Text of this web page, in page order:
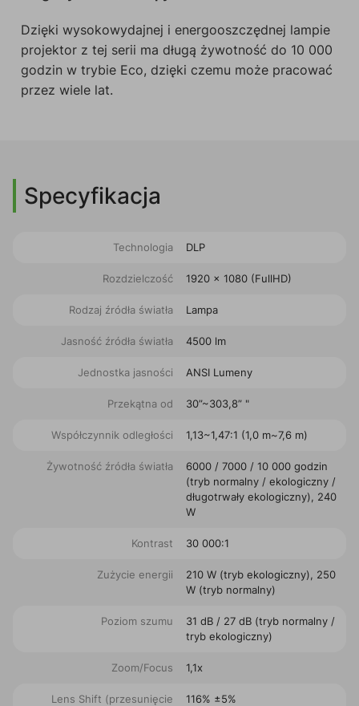
Dzięki wysokowydajnej i energooszczędnej lampie
projektor z tej serii ma długą żywotność do 10 000
godzin w trybie Eco, dzięki czemu może pracować
przez wiele lat.
Specyfikacja
Technologia DLP
Rozdzielczość 1920 x 1080 (FullHD)
Rodzaj źródła światła Lampa
Jasność źródła światła 4500 lm
Jednostka jasności ANSI Lumeny
Przekątna od 30”~303,8” "
Współczynnik odległości 1,13~1,47:1 (1,0 m~7,6 m)
Żywotność źródła światła
6000 / 7000 / 10 000 godzin
(tryb normalny / ekologiczny /
długotrwały ekologiczny), 240
W
Kontrast 30 000:1
Zużycie energii
210 W (tryb ekologiczny), 250
W (tryb normalny)
Poziom szumu
31 dB / 27 dB (tryb normalny /
tryb ekologiczny)
Zoom/Focus 1,1x
Lens Shift (przesunięcie
116% ±5%